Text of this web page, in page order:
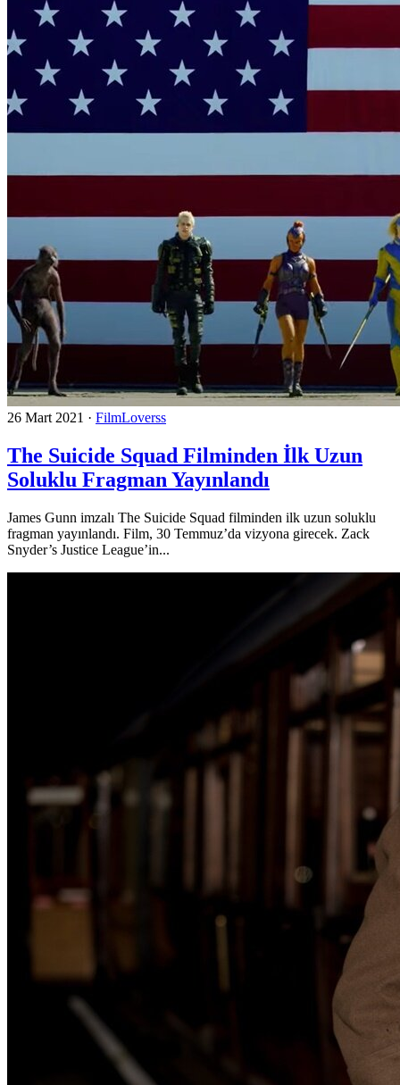
26 Mart 2021 · FilmLoverss
The Suicide Squad Filminden İlk Uzun
Soluklu Fragman Yayınlandı
James Gunn imzalı The Suicide Squad filminden ilk uzun soluklu
fragman yayınlandı. Film, 30 Temmuz’da vizyona girecek. Zack
Snyder’s Justice League’in...